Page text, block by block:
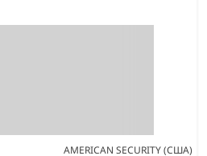
AMERICAN SECURITY (США)